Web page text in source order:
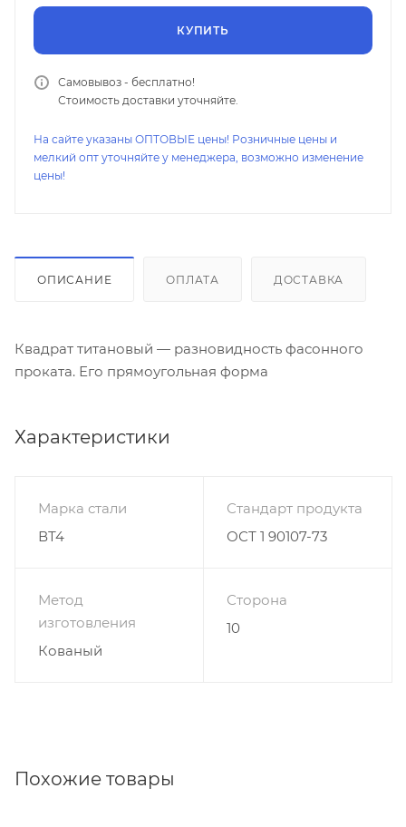
КУПИТЬ
Самовывоз - бесплатно!
Стоимость доставки уточняйте.
На сайте указаны ОПТОВЫЕ цены! Розничные цены и
мелкий опт уточняйте у менеджера, возможно изменение
цены!
ОПИСАНИЕ ОПЛАТА ДОСТАВКА
Квадрат титановый — разновидность фасонного
проката. Его прямоугольная форма
Характеристики
Марка стали
ВТ4
Стандарт продукта
ОСТ 1 90107-73
Метод
изготовления
Кованый
Сторона
10
Похожие товары